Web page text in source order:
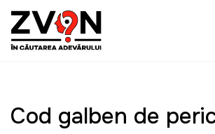
Cod galben de